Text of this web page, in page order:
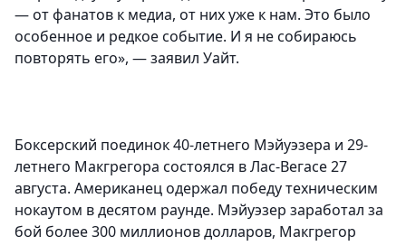
— от фанатов к медиа, от них уже к нам. Это было
особенное и редкое событие. И я не собираюсь
повторять его», — заявил Уайт.
Боксерский поединок 40-летнего Мэйуэзера и 29-
летнего Макгрегора состоялся в Лас-Вегасе 27
августа. Американец одержал победу техническим
нокаутом в десятом раунде. Мэйуэзер заработал за
бой более 300 миллионов долларов, Макгрегор